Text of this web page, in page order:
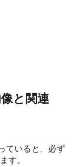
と関連
ていると、必ず
す。